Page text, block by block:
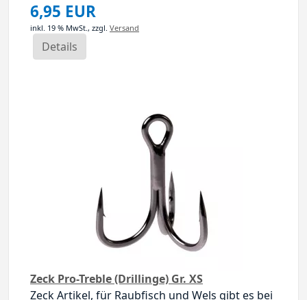
6,95 EUR
inkl. 19 % MwSt., zzgl. Versand
Details
Zeck Pro-Treble (Drillinge) Gr. XS
Zeck Artikel, für Raubfisch und Wels gibt es bei